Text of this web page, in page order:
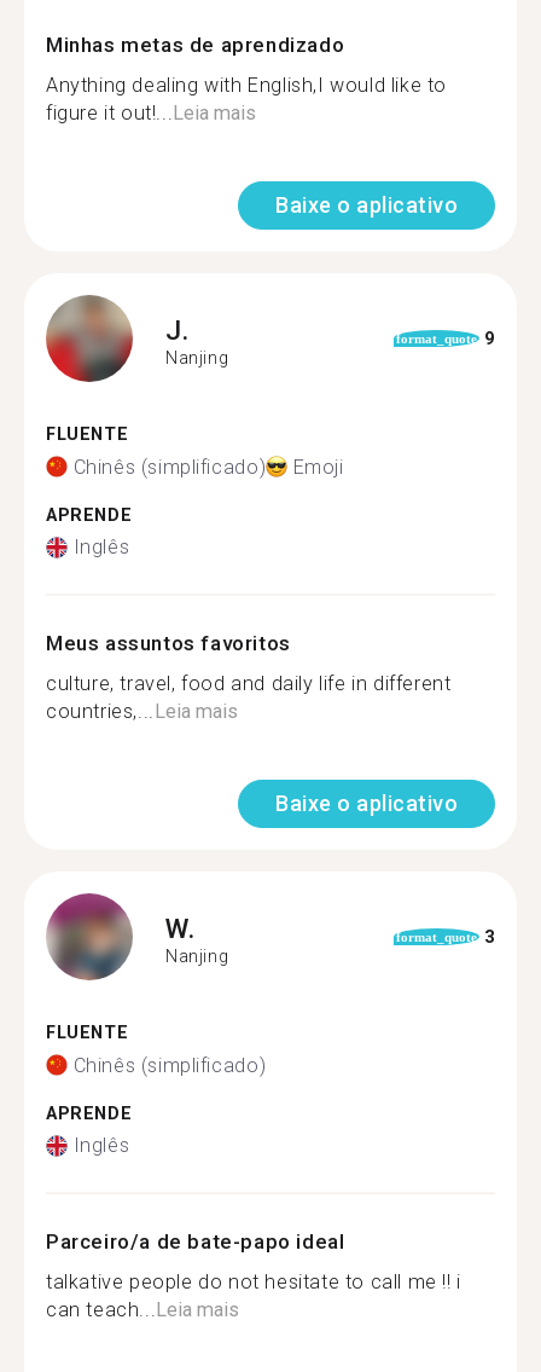
Minhas metas de aprendizado
Anything dealing with English,I would like to
figure it out!...Leia mais
Baixe o aplicativo
J.
Nanjing
format_quote 9
FLUENTE
Chinês (simplificado) Emoji
APRENDE
Inglês
Meus assuntos favoritos
culture, travel, food and daily life in different
countries,...Leia mais
Baixe o aplicativo
W.
Nanjing
format_quote 3
FLUENTE
Chinês (simplificado)
APRENDE
Inglês
Parceiro/a de bate-papo ideal
talkative people do not hesitate to call me !! i
can teach...Leia mais